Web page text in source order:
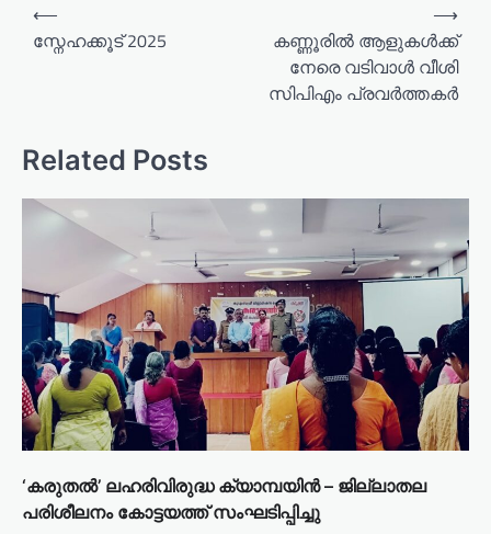
n
a
v
a
t
i
o
n
⟵
സ്നേഹക്കൂട് 2025
കണ്ണൂരില്‍ ആളുകള്‍ക്ക്
നേരെ വടിവാള്‍ വീശി
സിപിഎം പ്രവര്‍ത്തകര്‍
⟶
Related Posts
‘കരുതൽ’ ലഹരിവിരുദ്ധ ക്യാമ്പയിൻ – ജില്ലാതല
പരിശീലനം കോട്ടയത്ത് സംഘടിപ്പിച്ചു